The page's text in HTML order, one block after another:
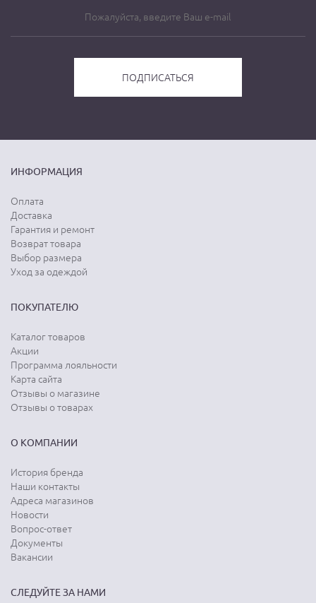
ИНФОРМАЦИЯ
Оплата
Доставка
Гарантия и ремонт
Возврат товара
Выбор размера
Уход за одеждой
ПОКУПАТЕЛЮ
Каталог товаров
Акции
Программа лояльности
Карта сайта
Отзывы о магазине
Отзывы о товарах
О КОМПАНИИ
История бренда
Наши контакты
Адреса магазинов
Новости
Вопрос-ответ
Документы
Вакансии
СЛЕДУЙТЕ ЗА НАМИ